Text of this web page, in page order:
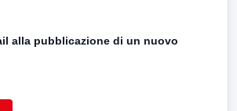
alla pubblicazione di un nuovo